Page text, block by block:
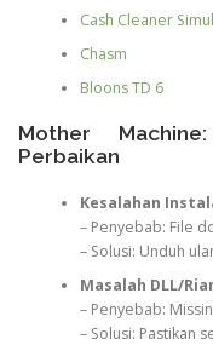
Cash Cleaner
Chasm
Bloons TD 6
Mother
Perbaikan
Kesalahan
– Penyebab: File
– Solusi: Unduh
Masalah DLL/
– Penyebab:
– Solusi: Pastikan